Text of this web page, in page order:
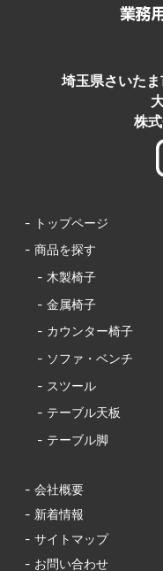
埼玉県さいた
株
- トップページ
- 商品を探す
- 木製椅子
- 金属椅子
- カウンター椅子
- ソファ・ベンチ
- スツール
- テーブル天板
- テーブル脚
- 会社概要
- 新着情報
- サイトマップ
- お問い合わせ